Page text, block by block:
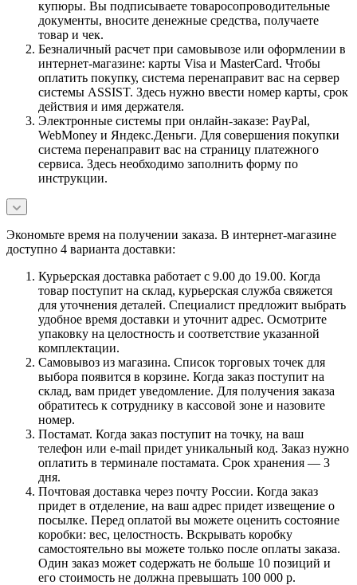
купюры. Вы подписываете товаросопроводительные
документы, вносите денежные средства, получаете
товар и чек.
Безналичный расчет при самовывозе или оформлении в
интернет-магазине: карты Visa и MasterCard. Чтобы
оплатить покупку, система перенаправит вас на сервер
системы ASSIST. Здесь нужно ввести номер карты, срок
действия и имя держателя.
Электронные системы при онлайн-заказе: PayPal,
WebMoney и Яндекс.Деньги. Для совершения покупки
система перенаправит вас на страницу платежного
сервиса. Здесь необходимо заполнить форму по
инструкции.
Экономьте время на получении заказа. В интернет-магазине
доступно 4 варианта доставки:
Курьерская доставка работает с 9.00 до 19.00. Когда
товар поступит на склад, курьерская служба свяжется
для уточнения деталей. Специалист предложит выбрать
удобное время доставки и уточнит адрес. Осмотрите
упаковку на целостность и соответствие указанной
комплектации.
Самовывоз из магазина. Список торговых точек для
выбора появится в корзине. Когда заказ поступит на
склад, вам придет уведомление. Для получения заказа
обратитесь к сотруднику в кассовой зоне и назовите
номер.
Постамат. Когда заказ поступит на точку, на ваш
телефон или e-mail придет уникальный код. Заказ нужно
оплатить в терминале постамата. Срок хранения — 3
дня.
Почтовая доставка через почту России. Когда заказ
придет в отделение, на ваш адрес придет извещение о
посылке. Перед оплатой вы можете оценить состояние
коробки: вес, целостность. Вскрывать коробку
самостоятельно вы можете только после оплаты заказа.
Один заказ может содержать не больше 10 позиций и
его стоимость не должна превышать 100 000 р.